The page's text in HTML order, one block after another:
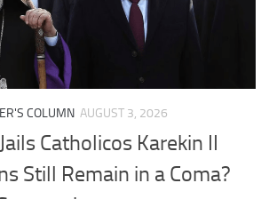
COLUMN AUGUST 3, 2026
Catholicos Karekin II
Still Remain in a Coma?